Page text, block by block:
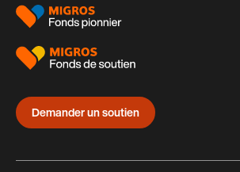
Demander un soutien